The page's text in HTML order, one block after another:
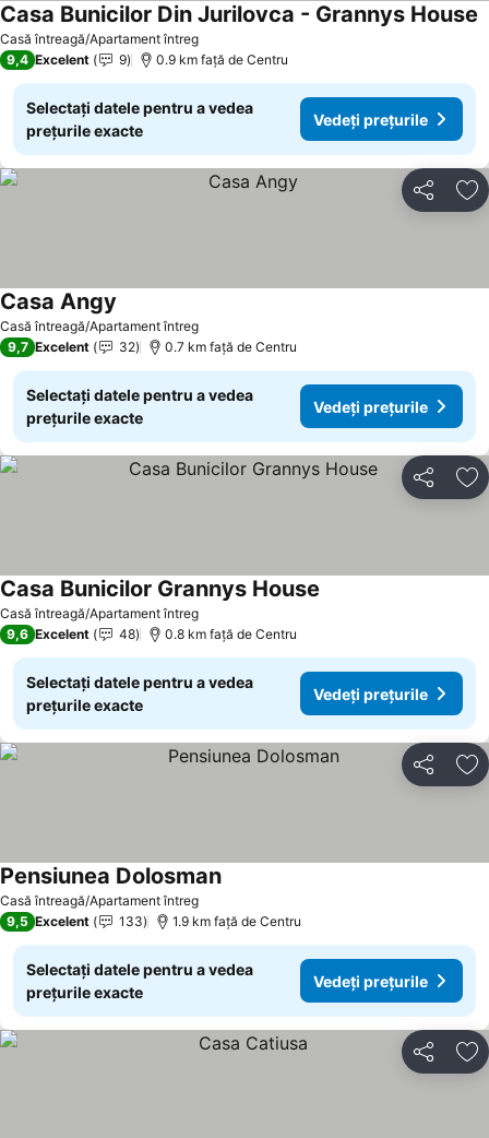
Casă întreagă/Apartament întreg
Casa Bunicilor Din Jurilovca - Grannys House
9,4 Excelent 9 0.9 km faţă de Centru
Selectați datele pentru a vedea
prețurile exacte
Vedeți prețurile
Distribuiți
Casă întreagă/Apartament întreg
Casa Angy
9,7 Excelent 32 0.7 km faţă de Centru
Selectați datele pentru a vedea
prețurile exacte
Vedeți prețurile
Distribuiți
Casă întreagă/Apartament întreg
Casa Bunicilor Grannys House
9,6 Excelent 48 0.8 km faţă de Centru
Selectați datele pentru a vedea
prețurile exacte
Vedeți prețurile
Distribuiți
Casă întreagă/Apartament întreg
Pensiunea Dolosman
9,5 Excelent 133 1.9 km faţă de Centru
Selectați datele pentru a vedea
prețurile exacte
Vedeți prețurile
Distribuiți